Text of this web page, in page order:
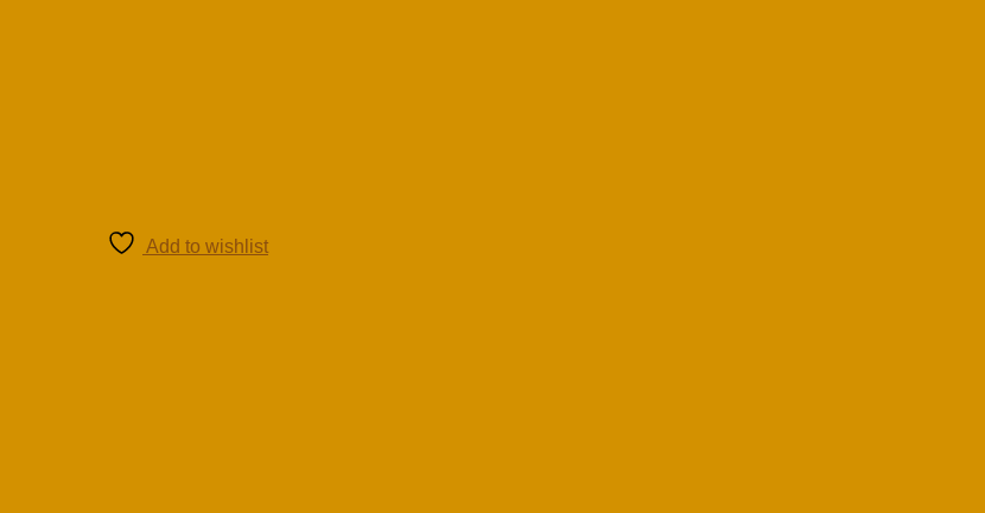
Add to wishlist